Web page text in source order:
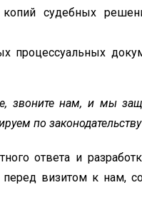
судебных
процессуальных
звоните нам, и мы
по
ответа и
визитом к нам,